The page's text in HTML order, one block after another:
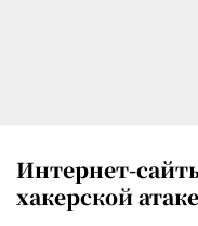
Интернет-
хакерской атаке